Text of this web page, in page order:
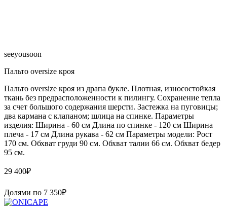
seeyousoon
Пальто oversize кроя
Пальто oversize кроя из драпа букле. Плотная, износостойкая
ткань без предрасположенности к пилингу. Сохранение тепла
за счет большого содержания шерсти. Застежка на пуговицы;
два кармана с клапаном; шлица на спинке. Параметры
изделия: Ширина - 60 см Длина по спинке - 120 см Ширина
плеча - 17 см Длина рукава - 62 см Параметры модели: Рост
170 см. Обхват груди 90 см. Обхват талии 66 см. Обхват бедер
95 см.
29 400₽
Долями по 7 350₽